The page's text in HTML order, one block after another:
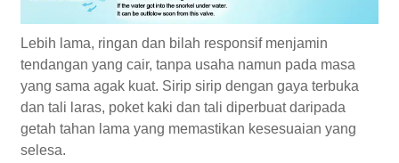
Lebih lama, ringan dan bilah responsif menjamin
tendangan yang cair, tanpa usaha namun pada masa
yang sama agak kuat. Sirip sirip dengan gaya terbuka
dan tali laras, poket kaki dan tali diperbuat daripada
getah tahan lama yang memastikan kesesuaian yang
selesa.